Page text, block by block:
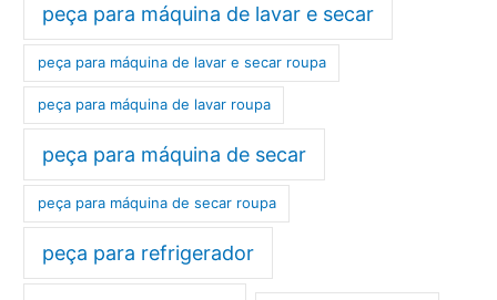
peça para máquina de lavar e secar
peça para máquina de lavar e secar roupa
peça para máquina de lavar roupa
peça para máquina de secar
peça para máquina de secar roupa
peça para refrigerador